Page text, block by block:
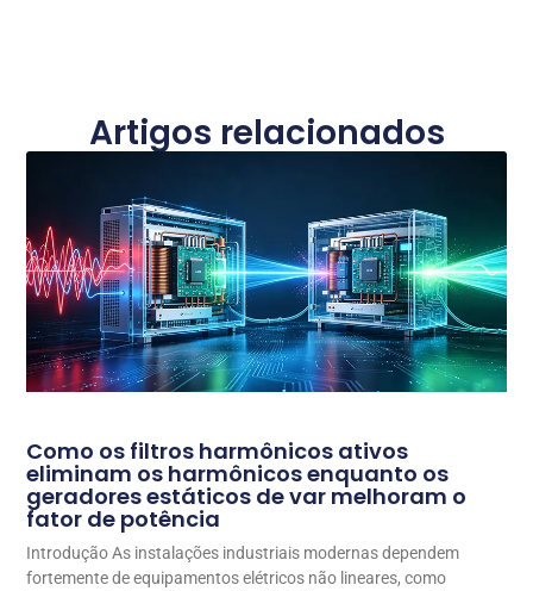
Artigos relacionados
Como os filtros harmônicos ativos
eliminam os harmônicos enquanto os
geradores estáticos de var melhoram o
fator de potência
Introdução As instalações industriais modernas dependem
fortemente de equipamentos elétricos não lineares, como